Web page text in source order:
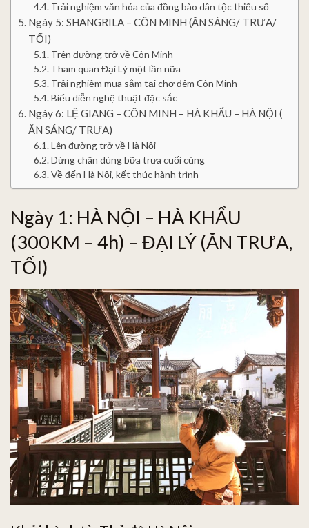
Trải nghiệm văn hóa của đồng bào dân tộc thiểu số
Ngày 5: SHANGRILA – CÔN MINH (ĂN SÁNG/ TRƯA/
TỐI)
Trên đường trở về Côn Minh
Tham quan Đại Lý một lần nữa
Trải nghiệm mua sắm tại chợ đêm Côn Minh
Biểu diễn nghệ thuật đặc sắc
Ngày 6: LỆ GIANG – CÔN MINH – HÀ KHẨU – HÀ NỘI (
ĂN SÁNG/ TRƯA)
Lên đường trở về Hà Nội
Dừng chân dùng bữa trưa cuối cùng
Về đến Hà Nội, kết thúc hành trình
Ngày 1: HÀ NỘI – HÀ KHẨU
(300KM – 4h) – ĐẠI LÝ (ĂN TRƯA,
TỐI)